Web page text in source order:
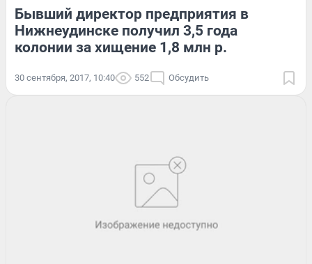
Бывший директор предприятия в
Нижнеудинске получил 3,5 года
колонии за хищение 1,8 млн р.
30 сентября, 2017, 10:40 552 Обсудить